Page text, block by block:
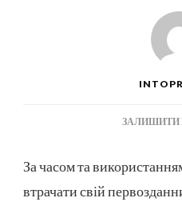
ЗАЛИШИТИ
За часом та
втрачати свій